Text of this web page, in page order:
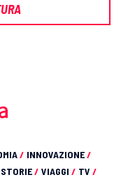
/ INNOVAZIONE/
STORIE/ VIAGGI / TV /